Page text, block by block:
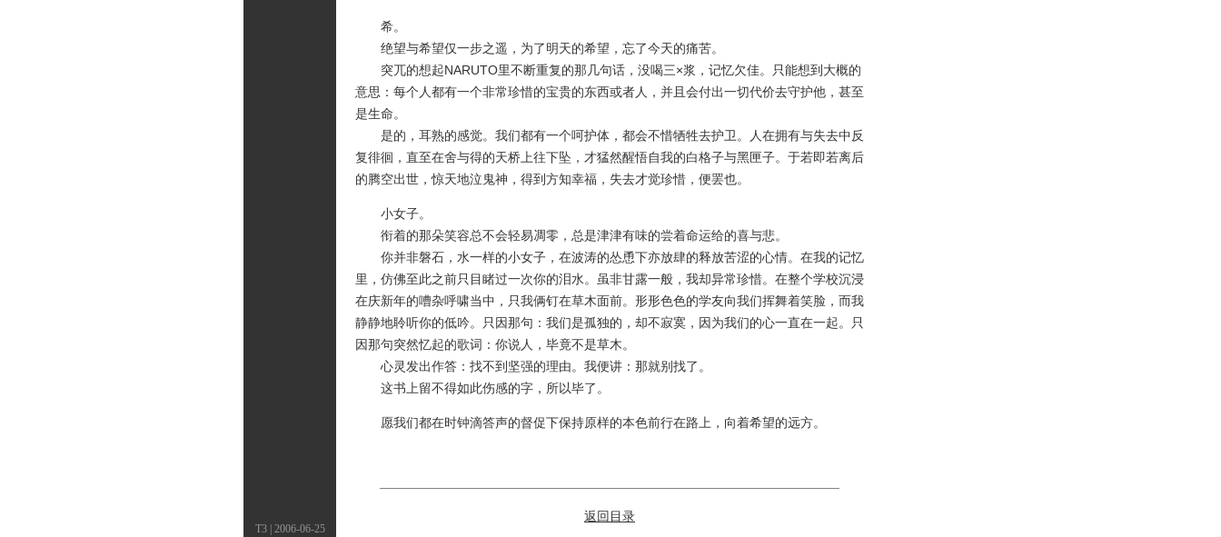
T3 | 2006-06-25
希。
绝望与希望仅一步之遥，为了明天的希望，忘了今天的痛苦。
突兀的想起NARUTO里不断重复的那几句话，没喝三×浆，记忆欠佳。只能想到大概的
意思：每个人都有一个非常珍惜的宝贵的东西或者人，并且会付出一切代价去守护他，甚至
是生命。
是的，耳熟的感觉。我们都有一个呵护体，都会不惜牺牲去护卫。人在拥有与失去中反
复徘徊，直至在舍与得的天桥上往下坠，才猛然醒悟自我的白格子与黑匣子。于若即若离后
的腾空出世，惊天地泣鬼神，得到方知幸福，失去才觉珍惜，便罢也。
小女子。
衔着的那朵笑容总不会轻易凋零，总是津津有味的尝着命运给的喜与悲。
你并非磐石，水一样的小女子，在波涛的怂恿下亦放肆的释放苦涩的心情。在我的记忆
里，仿佛至此之前只目睹过一次你的泪水。虽非甘露一般，我却异常珍惜。在整个学校沉浸
在庆新年的嘈杂呼啸当中，只我俩钉在草木面前。形形色色的学友向我们挥舞着笑脸，而我
静静地聆听你的低吟。只因那句：我们是孤独的，却不寂寞，因为我们的心一直在一起。只
因那句突然忆起的歌词：你说人，毕竟不是草木。
心灵发出作答：找不到坚强的理由。我便讲：那就别找了。
这书上留不得如此伤感的字，所以毕了。
愿我们都在时钟滴答声的督促下保持原样的本色前行在路上，向着希望的远方。
返回目录